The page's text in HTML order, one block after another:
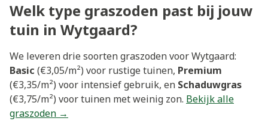
Welk type graszoden past bij jouw
tuin in Wytgaard?
We leveren drie soorten graszoden voor Wytgaard:
Basic (€3,05/m²) voor rustige tuinen, Premium
(€3,35/m²) voor intensief gebruik, en Schaduwgras
(€3,75/m²) voor tuinen met weinig zon. Bekijk alle
graszoden →